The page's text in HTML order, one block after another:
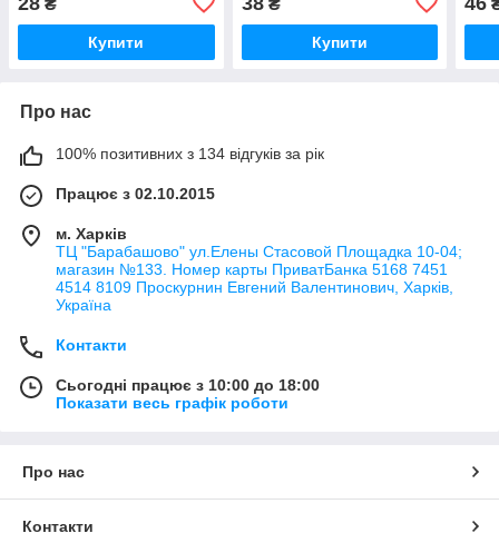
Купити Купити
Про нас
100% позитивних з 134 відгуків за рік
Працює з 02.10.2015
м. Харків
ТЦ "Барабашово" ул.Елены Стасовой Площадка 10-04;
магазин №133. Номер карты ПриватБанка 5168 7451
4514 8109 Проскурнин Евгений Валентинович, Харків,
Україна
Контакти
Сьогодні працює з 10:00 до 18:00
Показати весь графік роботи
Про нас
Контакти